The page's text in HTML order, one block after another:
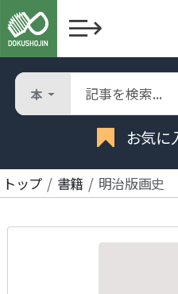
本
お気に
トップ 書籍 明治版画史